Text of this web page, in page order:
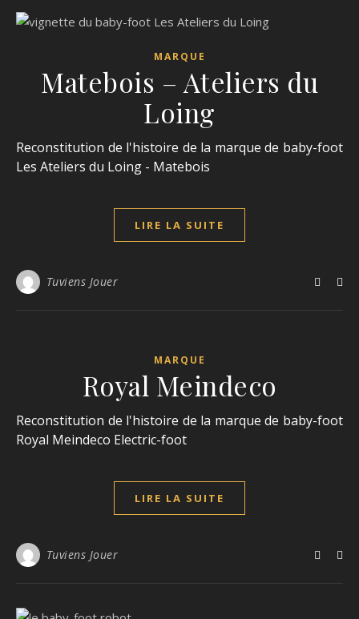
MARQUE
Matebois – Ateliers du
Loing
Reconstitution de l'histoire de la marque de baby-foot
Les Ateliers du Loing - Matebois
LIRE LA SUITE
Tuviens Jouer
MARQUE
Royal Meindeco
Reconstitution de l'histoire de la marque de baby-foot
Royal Meindeco Electric-foot
LIRE LA SUITE
Tuviens Jouer